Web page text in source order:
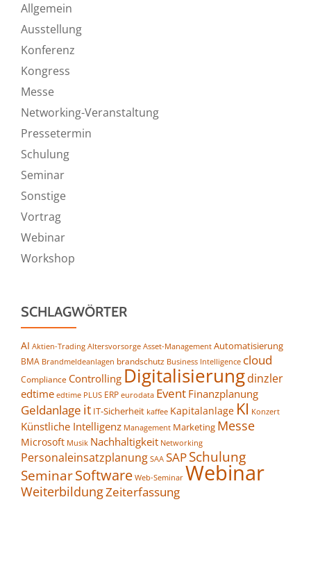
Allgemein
Ausstellung
Konferenz
Kongress
Messe
Networking-Veranstaltung
Pressetermin
Schulung
Seminar
Sonstige
Vortrag
Webinar
Workshop
SCHLAGWÖRTER
AI Aktien-Trading Altersvorsorge Asset-Management Automatisierung
BMA Brandmeldeanlagen brandschutz Business Intelligence cloud
Compliance Controlling Digitalisierungdinzler
edtime edtime PLUS ERP eurodata Event Finanzplanung
Geldanlage it IT-Sicherheit kaffee Kapitalanlage KI Konzert
Künstliche Intelligenz Management Marketing Messe
Microsoft Musik Nachhaltigkeit Networking
Personaleinsatzplanung SAA SAPSchulung
SeminarSoftware Web-Seminar Webinar
WeiterbildungZeiterfassung